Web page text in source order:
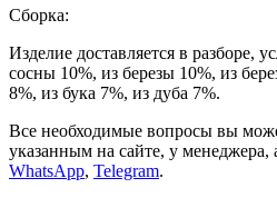
Сборка:
Изделие доставляется в разборе,
сосны 10%, из березы 10%, из
8%, из бука 7%, из дуба 7%.
Все необходимые вопросы вы
указанным на сайте, у менеджера,
WhatsApp, Telegram.